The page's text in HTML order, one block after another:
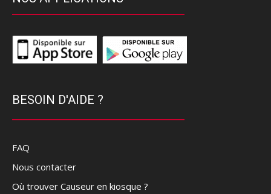
BESOIN D'AIDE ?
FAQ
Nous contacter
Où trouver Causeur en kiosque ?